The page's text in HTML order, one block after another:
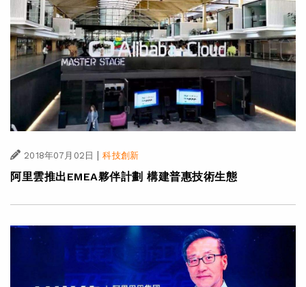
2018年07月02日 | 科技創新
阿里雲推出EMEA夥伴計劃 構建普惠技術生態